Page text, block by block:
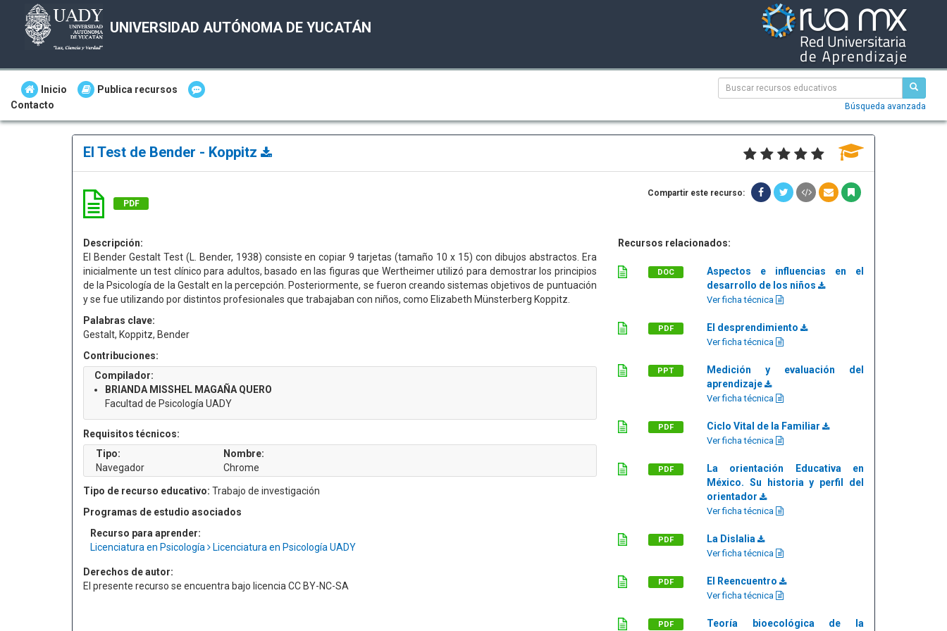
UNIVERSIDAD AUTÓNOMA DE YUCATÁN
Inicio
Publica recursos
Contacto
Búsqueda avanzada
El Test de Bender - Koppitz
PDF
Compartir este recurso:
Descripción:
El Bender Gestalt Test (L. Bender, 1938) consiste en copiar 9 tarjetas (tamaño 10 x 15) con dibujos abstractos. Era
inicialmente un test clínico para adultos, basado en las figuras que Wertheimer utilizó para demostrar los principios
de la Psicología de la Gestalt en la percepción. Posteriormente, se fueron creando sistemas objetivos de puntuación
y se fue utilizando por distintos profesionales que trabajaban con niños, como Elizabeth Münsterberg Koppitz.
Palabras clave:
Gestalt, Koppitz, Bender
Contribuciones:
Compilador:
BRIANDA MISSHEL MAGAÑA QUERO
Facultad de Psicología UADY
Requisitos técnicos:
Tipo:
Navegador
Nombre:
Chrome
Tipo de recurso educativo: Trabajo de investigación
Programas de estudio asociados
Recurso para aprender:
Licenciatura en Psicología
Licenciatura en Psicología UADY
Derechos de autor:
El presente recurso se encuentra bajo licencia CC BY-NC-SA
Recursos relacionados:
DOC
Aspectos e influencias en el
desarrollo de los niños
Ver ficha técnica
PDF El desprendimiento
Ver ficha técnica
PPT
Medición y evaluación del
aprendizaje
Ver ficha técnica
PDF Ciclo Vital de la Familiar
Ver ficha técnica
PDF
La orientación Educativa en
México. Su historia y perfil del
orientador
Ver ficha técnica
PDF La Dislalia
Ver ficha técnica
PDF El Reencuentro
Ver ficha técnica
PDF Teoría bioecológica de la